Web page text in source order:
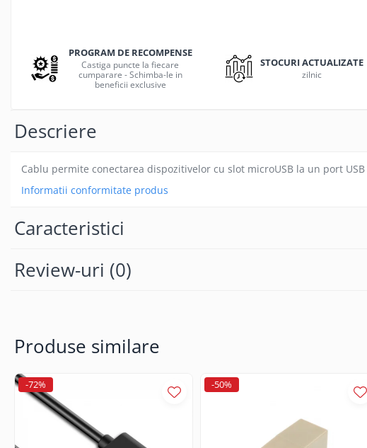
Fashion Items
Gamepad
Mouse Gaming
Mouse Pad Gaming
Tastatura Gaming
Accesorii laptop
Ventilatoare USB
Accesorii SIM
Cabluri iPhone
Cabluri microUSB
Cabluri USB tip C
PROGRAM DE RECOMPENSE
Castiga puncte la fiecare
cumparare - Schimba-le in
beneficii exclusive
STOCURI ACTUALIZATE
zilnic
Descriere
Cablu permite conectarea dispozitivelor cu slot microUSB la un port
Informatii conformitate produs
Caracteristici
Review-uri (0)
Produse similare
-72% -50%